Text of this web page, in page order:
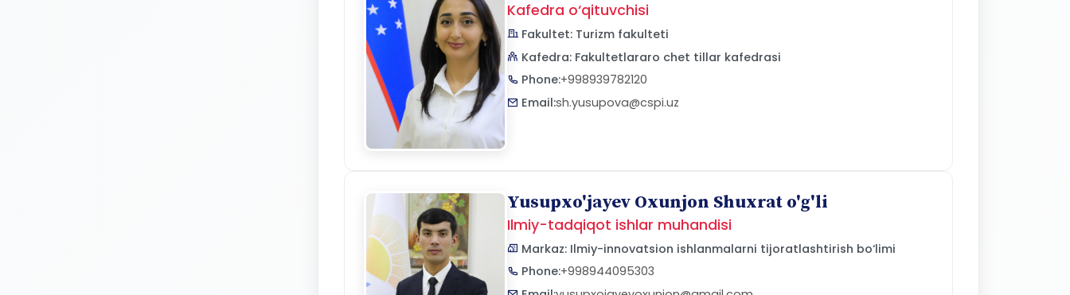
Kafedra o‘qituvchisi
Fakultet: Turizm fakulteti
Kafedra: Fakultetlararo chet tillar kafedrasi
Phone:+998939782120
Email:sh.yusupova@cspi.uz
Yusupxo'jayev Oxunjon Shuxrat o'g'li
Ilmiy-tadqiqot ishlar muhandisi
Markaz: Ilmiy-innovatsion ishlanmalarni tijoratlashtirish bo‘limi
Phone:+998944095303